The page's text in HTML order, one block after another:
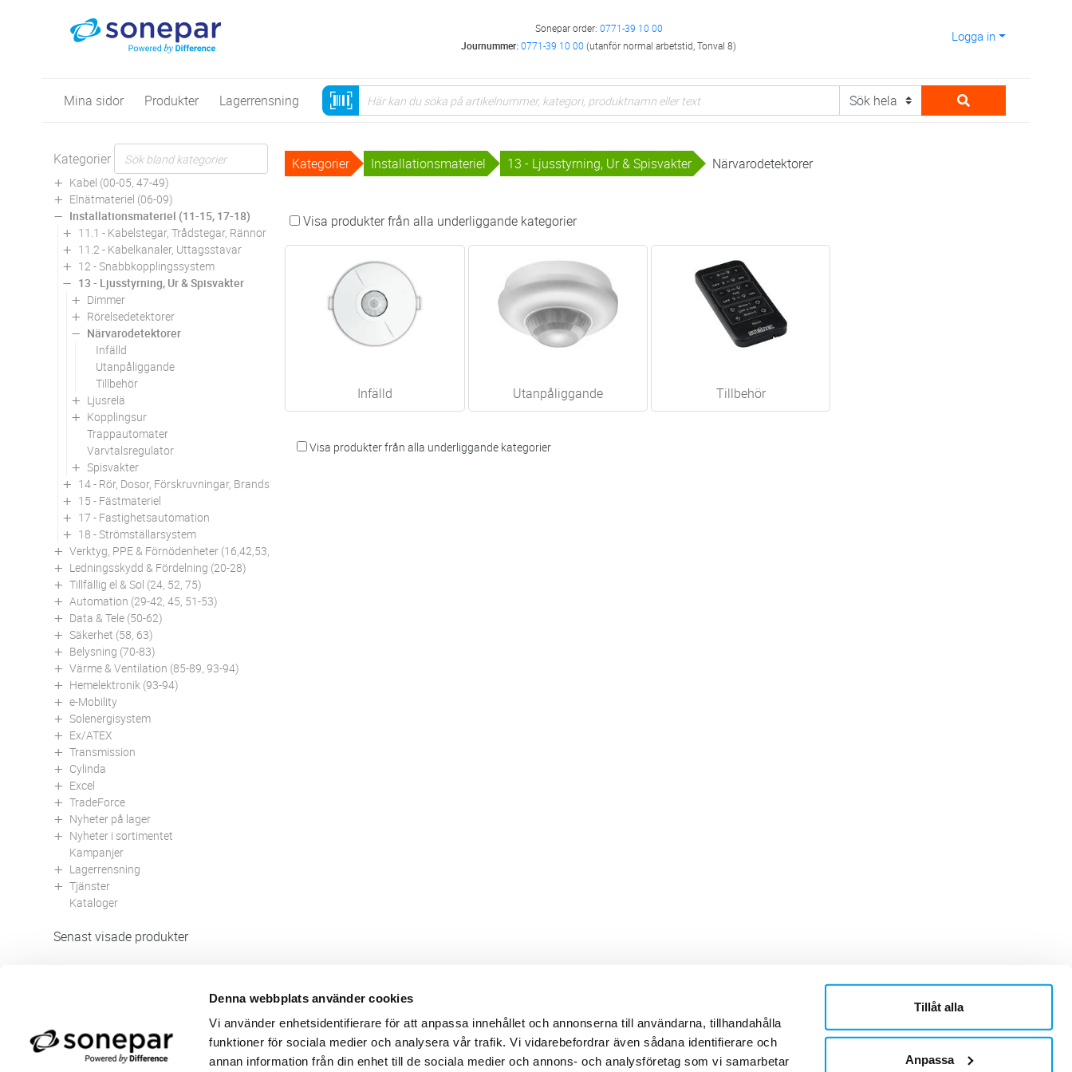
Denna webbplats använder cookies
Vi använder enhetsidentifierare för att anpassa innehållet och annonserna till användarna, tillhandahålla
funktioner för sociala medier och analysera vår trafik. Vi vidarebefordrar även sådana identifierare och
annan information från din enhet till de sociala medier och annons- och analysföretag som vi samarbetar
Tillåt alla
Anpassa
Sonepar order: 0771-39 10 00
Journummer:0771-39 10 00 (utanför normal arbetstid, Tonval 8)
Logga in
Mina sidor Produkter Lagerrensning
Kategorier
Kabel (00-05, 47-49)
Elnätmateriel (06-09)
Installationsmateriel (11-15, 17-18)
11.1 - Kabelstegar, Trådstegar, Rännor
11.2 - Kabelkanaler, Uttagsstavar
12 - Snabbkopplingssystem
13 - Ljusstyrning, Ur & Spisvakter
Dimmer
Rörelsedetektorer
Närvarodetektorer
Infälld
Utanpåliggande
Tillbehör
Ljusrelä
Kopplingsur
Trappautomater
Varvtalsregulator
Spisvakter
14 - Rör, Dosor, Förskruvningar, Brandskydd
15 - Fästmateriel
17 - Fastighetsautomation
18 - Strömställarsystem
Verktyg, PPE & Förnödenheter (16,42,53,94)
Ledningsskydd & Fördelning (20-28)
Tillfällig el & Sol (24, 52, 75)
Automation (29-42, 45, 51-53)
Data & Tele (50-62)
Säkerhet (58, 63)
Belysning (70-83)
Värme & Ventilation (85-89, 93-94)
Hemelektronik (93-94)
e-Mobility
Solenergisystem
Ex/ATEX
Transmission
Cylinda
Excel
TradeForce
Nyheter på lager
Nyheter i sortimentet
Kampanjer
Lagerrensning
Tjänster
Kataloger
Senast visade produkter
Kategorier Installationsmateriel 13 - Ljusstyrning, Ur & Spisvakter Närvarodetektorer
Visa produkter från alla underliggande kategorier
Infälld Utanpåliggande Tillbehör
Visa produkter från alla underliggande kategorier
Felanmälan
Returer
Beställa PDF fakturor
Användarvillkor
Integritetspolicy
Öppettider
Leverans- och betalningsvillkor
Elektronisk kommunikation
Produktväljare
Om Sonepar
Historik
Kontaktblad
Ledningsgrupp